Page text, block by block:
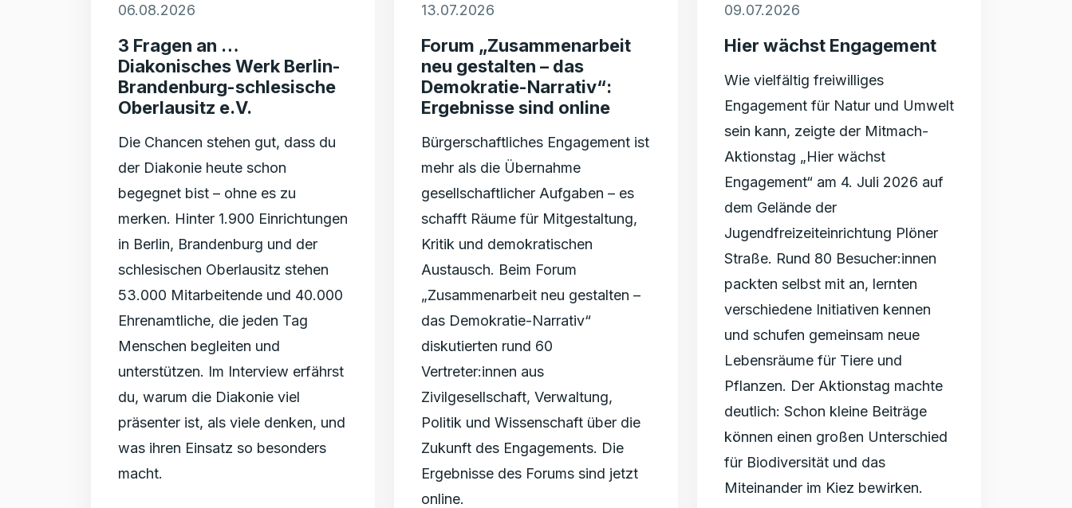
06.08.2026
3 Fragen an …
Diakonisches Werk Berlin-
Brandenburg-schlesische
Oberlausitz e.V.
Die Chancen stehen gut, dass du
der Diakonie heute schon
begegnet bist – ohne es zu
merken. Hinter 1.900 Einrichtungen
in Berlin, Brandenburg und der
schlesischen Oberlausitz stehen
53.000 Mitarbeitende und 40.000
Ehrenamtliche, die jeden Tag
Menschen begleiten und
unterstützen. Im Interview erfährst
du, warum die Diakonie viel
präsenter ist, als viele denken, und
was ihren Einsatz so besonders
macht.
13.07.2026
Forum „Zusammenarbeit
neu gestalten – das
Demokratie-Narrativ“:
Ergebnisse sind online
Bürgerschaftliches Engagement ist
mehr als die Übernahme
gesellschaftlicher Aufgaben – es
schafft Räume für Mitgestaltung,
Kritik und demokratischen
Austausch. Beim Forum
„Zusammenarbeit neu gestalten –
das Demokratie-Narrativ“
diskutierten rund 60
Vertreter:innen aus
Zivilgesellschaft, Verwaltung,
Politik und Wissenschaft über die
Zukunft des Engagements. Die
Ergebnisse des Forums sind jetzt
online.
09.07.2026
Hier wächst Engagement
Wie vielfältig freiwilliges
Engagement für Natur und Umwelt
sein kann, zeigte der Mitmach-
Aktionstag „Hier wächst
Engagement“ am 4. Juli 2026 auf
dem Gelände der
Jugendfreizeiteinrichtung Plöner
Straße. Rund 80 Besucher:innen
packten selbst mit an, lernten
verschiedene Initiativen kennen
und schufen gemeinsam neue
Lebensräume für Tiere und
Pflanzen. Der Aktionstag machte
deutlich: Schon kleine Beiträge
können einen großen Unterschied
für Biodiversität und das
Miteinander im Kiez bewirken.